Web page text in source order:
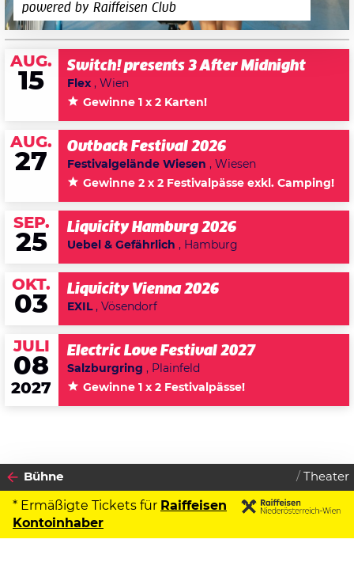
powered by Raiffeisen Club
AUG.
15
Switch! presents 3 After Midnight
Flex , Wien
Gewinne 1 x 2 Karten!
AUG.
27
Outback Festival 2026
Festivalgelände Wiesen , Wiesen
Gewinne 2 x 2 Festivalpässe exkl. Camping!
SEP.
25
Liquicity Hamburg 2026
Uebel & Gefährlich , Hamburg
OKT.
03
Liquicity Vienna 2026
EXIL, Vösendorf
JULI
08
2027
Electric Love Festival 2027
Salzburgring , Plainfeld
Gewinne 1 x 2 Festivalpässe!
Bühne Theater
* Ermäßigte Tickets für Raiffeisen
Kontoinhaber